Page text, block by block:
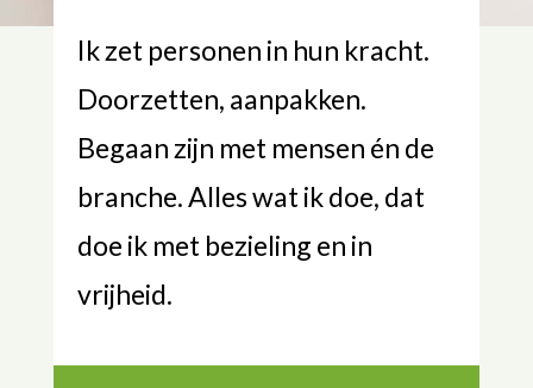
Ik zet personen in hun kracht.
Doorzetten, aanpakken.
Begaan zijn met mensen én de
branche. Alles wat ik doe, dat
doe ik met bezieling en in
vrijheid.